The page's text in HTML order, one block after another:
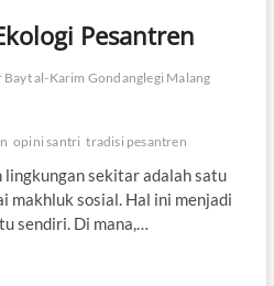
Pesantren
al-Karim Gondanglegi Malang
opini santri tradisi pesantren
sekitar adalah satu
makhluk sosial. Hal ini menjadi
sendiri. Di mana,…